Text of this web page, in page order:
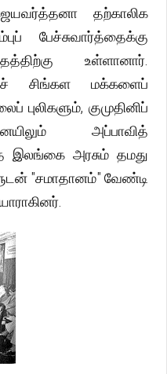
தற்காலிக
பேச்சுவார்த்தைக்கு
உள்ளானார்.
சிங்கள மக்களைப்
புலிகளும், குமுதினிப்
அப்பாவித்
இலங்கை அரசும் தமது
"சமாதானம்" வேண்டி